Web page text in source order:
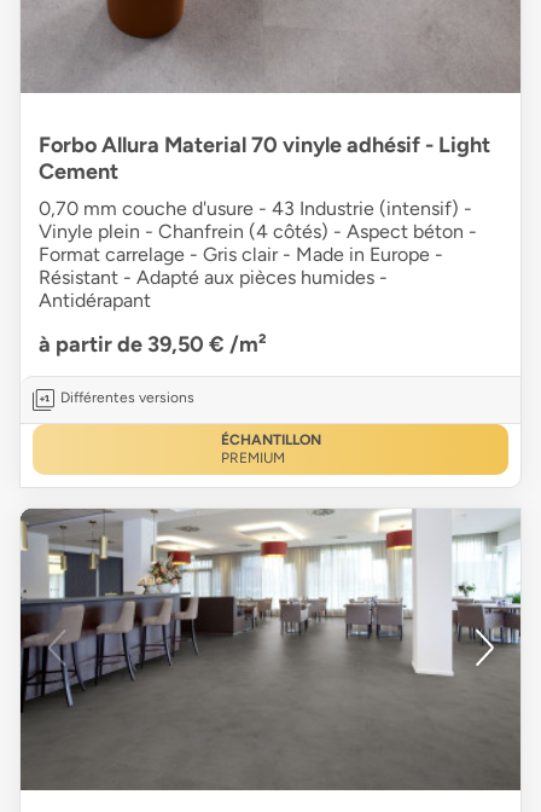
Forbo Allura Material 70 vinyle adhésif - Light
Cement
0,70 mm couche d'usure - 43 Industrie (intensif) -
Vinyle plein - Chanfrein (4 côtés) - Aspect béton -
Format carrelage - Gris clair - Made in Europe -
Résistant - Adapté aux pièces humides -
Antidérapant
à partir de 39,50 € /m²
Différentes versions
ÉCHANTILLON
PREMIUM